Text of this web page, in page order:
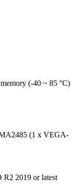
(-40 ~ 85 °C)
(1 x VEGA-
2019 or latest